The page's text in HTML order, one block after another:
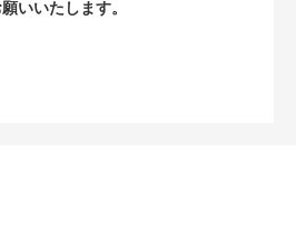
いいたします。